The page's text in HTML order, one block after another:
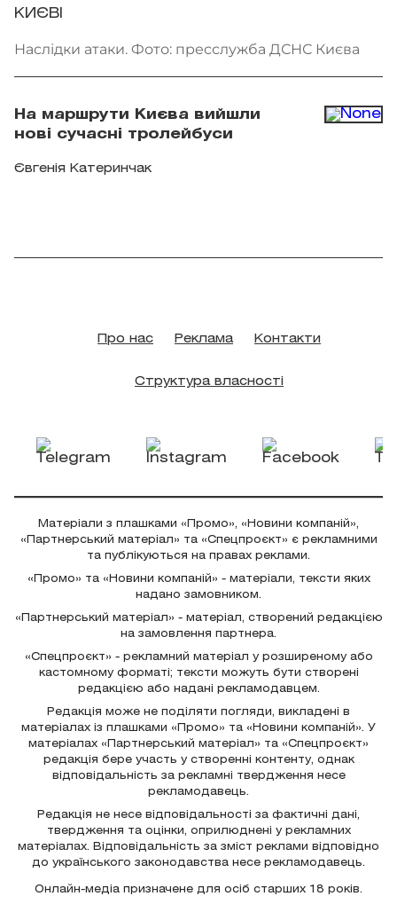
КИЄВІ
Наслідки атаки. Фото: пресслужба ДСНС Києва
На маршрути Києва вийшли
нові сучасні тролейбуси
Євгенія Катеринчак
Про нас Реклама Контакти
Структура власності
Матеріали з плашками «Промо», «Новини компаній»,
«Партнерський матеріал» та «Спецпроєкт» є рекламними
та публікуються на правах реклами.
«Промо» та «Новини компаній» - матеріали, тексти яких
надано замовником.
«Партнерський матеріал» - матеріал, створений редакцією
на замовлення партнера.
«Спецпроєкт» - рекламний матеріал у розширеному або
кастомному форматі; тексти можуть бути створені
редакцією або надані рекламодавцем.
Редакція може не поділяти погляди, викладені в
матеріалах із плашками «Промо» та «Новини компаній». У
матеріалах «Партнерський матеріал» та «Спецпроєкт»
редакція бере участь у створенні контенту, однак
відповідальність за рекламні твердження несе
рекламодавець.
Редакція не несе відповідальності за фактичні дані,
твердження та оцінки, оприлюднені у рекламних
матеріалах. Відповідальність за зміст реклами відповідно
до українського законодавства несе рекламодавець.
Онлайн-медіа призначене для осіб старших 18 років.